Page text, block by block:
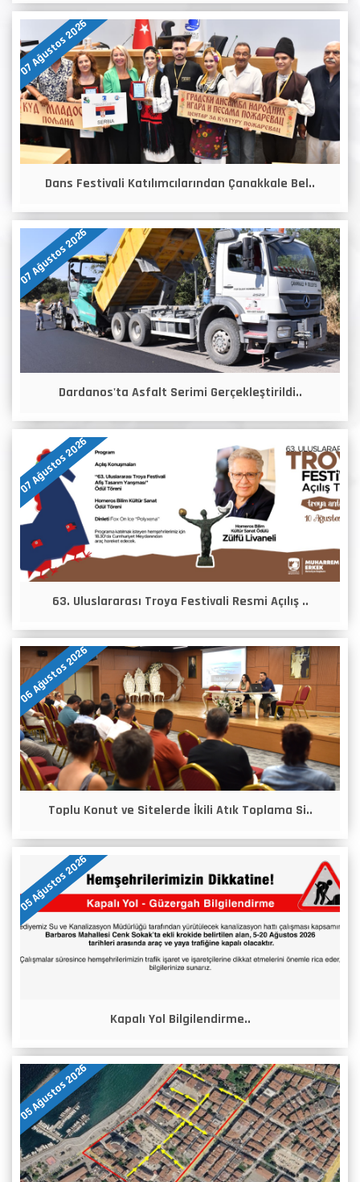
07 Ağustos 2026
Dans Festivali Katılımcılarından Çanakkale Bel..
07 Ağustos 2026
Dardanos'ta Asfalt Serimi Gerçekleştirildi..
07 Ağustos 2026
63. Uluslararası Troya Festivali Resmi Açılış ..
06 Ağustos 2026
Toplu Konut ve Sitelerde İkili Atık Toplama Si..
05 Ağustos 2026
Kapalı Yol Bilgilendirme..
05 Ağustos 2026